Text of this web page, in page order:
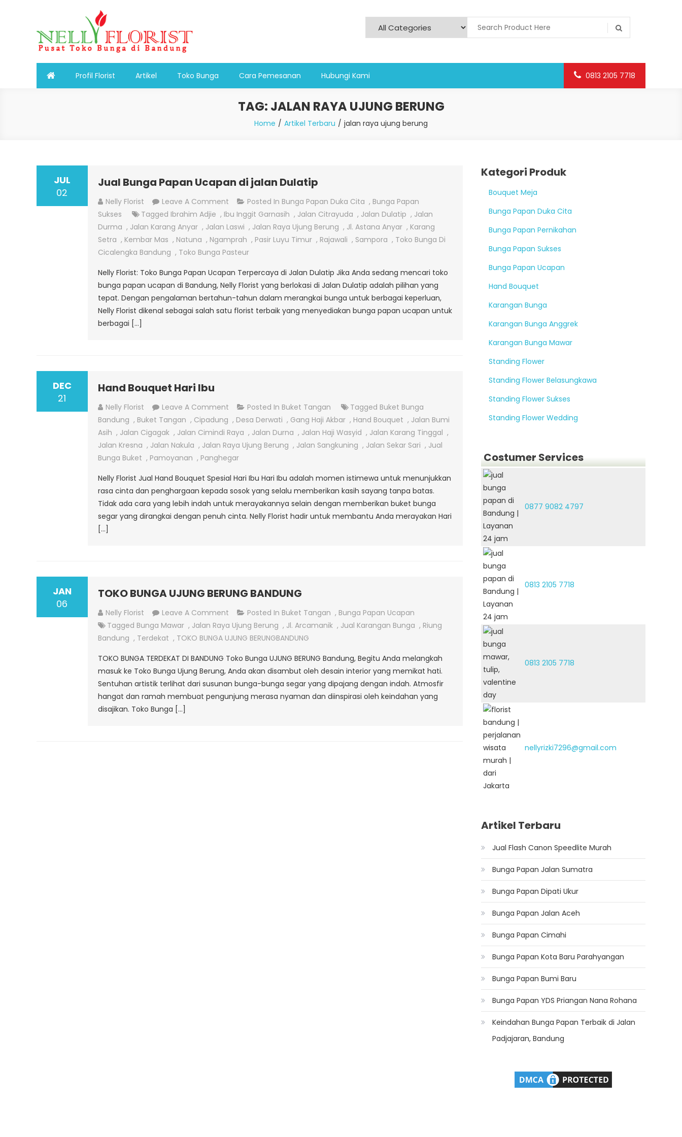
Nelly Florist Bandung
Profil Florist
Artikel Toko Bunga Cara Pemesanan Hubungi Kami 0813 2105 7718
TAG: JALAN RAYA UJUNG BERUNG
Home Artikel Terbaru jalan raya ujung berung
JUL
02
Jual Bunga Papan Ucapan di jalan Dulatip
Nelly Florist Leave A CommentOn
Jual
Bunga
Papan
Ucapan
Jalan
Dulatip
Posted In Bunga Papan Duka Cita , Bunga Papan
Sukses
Tagged Ibrahim Adjie , Ibu Inggit Garnasih , Jalan Citrayuda , Jalan Dulatip , Jalan
Durma , Jalan Karang Anyar , Jalan Laswi , Jalan Raya Ujung Berung , Jl. Astana Anyar , Karang
Setra , Kembar Mas , Natuna , Ngamprah , Pasir Luyu Timur , Rajawali , Sampora , Toko Bunga Di
Cicalengka Bandung , Toko Bunga Pasteur
Nelly Florist: Toko Bunga Papan Ucapan Terpercaya di Jalan Dulatip Jika Anda sedang mencari toko
bunga papan ucapan di Bandung, Nelly Florist yang berlokasi di Jalan Dulatip adalah pilihan yang
tepat. Dengan pengalaman bertahun-tahun dalam merangkai bunga untuk berbagai keperluan,
Nelly Florist dikenal sebagai salah satu florist terbaik yang menyediakan bunga papan ucapan untuk
berbagai […]
DEC
21
Hand Bouquet Hari Ibu
Nelly Florist Leave A CommentOn
Hand
Bouquet
Hari
Ibu
Posted In Buket Tangan Tagged Buket Bunga
Bandung , Buket Tangan , Cipadung , Desa Derwati , Gang Haji Akbar , Hand Bouquet , Jalan Bumi
Asih , Jalan Cigagak , Jalan Cimindi Raya , Jalan Durna , Jalan Haji Wasyid , Jalan Karang Tinggal ,
Jalan Kresna , Jalan Nakula , Jalan Raya Ujung Berung , Jalan Sangkuning , Jalan Sekar Sari , Jual
Bunga Buket , Pamoyanan , Panghegar
Nelly Florist Jual Hand Bouquet Spesial Hari Ibu Hari Ibu adalah momen istimewa untuk menunjukkan
rasa cinta dan penghargaan kepada sosok yang selalu memberikan kasih sayang tanpa batas.
Tidak ada cara yang lebih indah untuk merayakannya selain dengan memberikan buket bunga
segar yang dirangkai dengan penuh cinta. Nelly Florist hadir untuk membantu Anda merayakan Hari
[…]
JAN
06
TOKO BUNGA UJUNG BERUNG BANDUNG
Nelly Florist Leave A CommentOn
TOKO
BUNGA
BERUNG
BANDUNG
Posted In Buket Tangan , Bunga Papan Ucapan
Tagged Bunga Mawar , Jalan Raya Ujung Berung , Jl. Arcamanik , Jual Karangan Bunga , Riung
Bandung , Terdekat , TOKO BUNGA UJUNG BERUNGBANDUNG
TOKO BUNGA TERDEKAT DI BANDUNG Toko Bunga UJUNG BERUNG Bandung, Begitu Anda melangkah
masuk ke Toko Bunga Ujung Berung, Anda akan disambut oleh desain interior yang memikat hati.
Sentuhan artistik terlihat dari susunan bunga-bunga segar yang dipajang dengan indah. Atmosfir
hangat dan ramah membuat pengunjung merasa nyaman dan diinspirasi oleh keindahan yang
disajikan. Toko Bunga […]
Kategori Produk
Bouquet Meja
Bunga Papan Duka Cita
Bunga Papan Pernikahan
Bunga Papan Sukses
Bunga Papan Ucapan
Hand Bouquet
Karangan Bunga
Karangan Bunga Anggrek
Karangan Bunga Mawar
Standing Flower
Standing Flower Belasungkawa
Standing Flower Sukses
Standing Flower Wedding
Costumer Services
0877 9082 4797
0813 2105 7718
0813 2105 7718
nellyrizki7296@gmail.com
Artikel Terbaru
Jual Flash Canon Speedlite Murah
Bunga Papan Jalan Sumatra
Bunga Papan Dipati Ukur
Bunga Papan Jalan Aceh
Bunga Papan Cimahi
Bunga Papan Kota Baru Parahyangan
Bunga Papan Bumi Baru
Bunga Papan YDS Priangan Nana Rohana
Keindahan Bunga Papan Terbaik di Jalan
Padjajaran, Bandung